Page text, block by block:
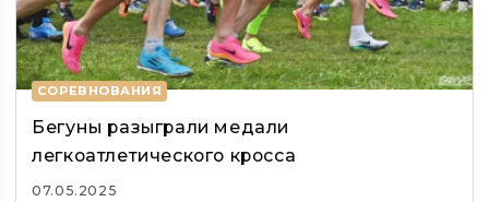
СОРЕВНОВАНИЯ
Бегуны разыграли медали
легкоатлетического кросса
07.05.2025